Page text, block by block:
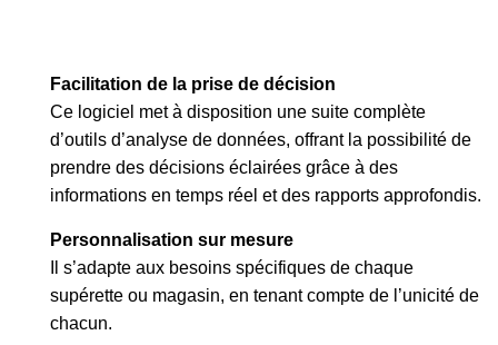
Facilitation de la prise de décision
Ce logiciel met à disposition une suite complète
d’outils d’analyse de données, offrant la possibilité de
prendre des décisions éclairées grâce à des
informations en temps réel et des rapports approfondis.
Personnalisation sur mesure
Il s’adapte aux besoins spécifiques de chaque
supérette ou magasin, en tenant compte de l’unicité de
chacun.